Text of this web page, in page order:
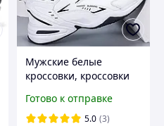
Мужские белые
кроссовки, кроссовки
беговые кроссовки
мужские
Готово к отправке
5.0 (3)